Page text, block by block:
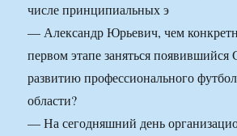
числе принципиальных э
— Александр Юрьевич, чем
первом этапе заняться появившийся
развитию профессионального
области?
— На сегодняшний день